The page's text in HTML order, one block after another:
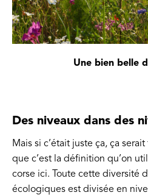
Une bien belle
Des niveaux dans des
Mais si c’était juste ça, ça
que c’est la définition qu’on
corse ici. Toute cette diversité
écologiques est divisée en